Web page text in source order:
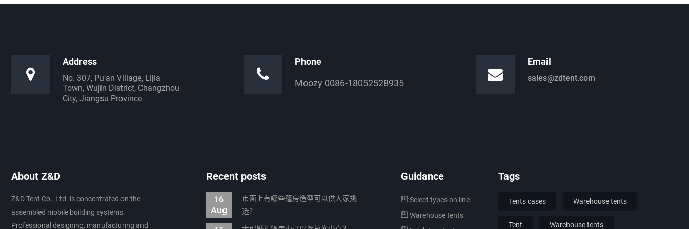
Address
No. 307, Pu'an Village, Lijia
Town, Wujin District, Changzhou
City, Jiangsu Province
Phone
Moozy 0086-18052528935
Email
sales@zdtent.com
About Z&D
Z&D Tent Co., Ltd. is concentrated on the
assembled mobile building systems.
Professional designing, manufacturing and
Recent posts
16
Aug
市面上有哪些篷房造型可以供大家挑
选？
Guidance
Select types on line
Warehouse tents
Tags
Tents cases Warehouse tents
Tent Warehouse tents